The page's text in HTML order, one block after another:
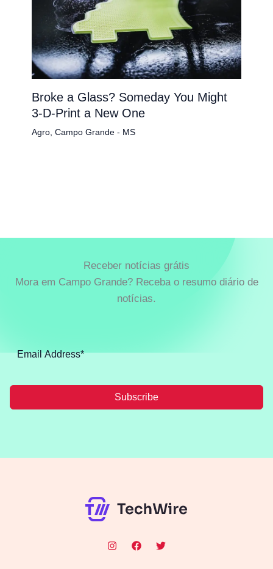
Broke a Glass? Someday You Might
3-D-Print a New One
Agro, Campo Grande - MS
Receber notícias grátis
Mora em Campo Grande? Receba o resumo diário de
notícias.
Subscribe